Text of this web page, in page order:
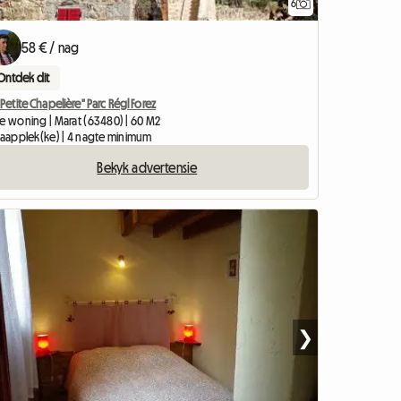
6
58 € / nag
dit
Petite Chapelière" Parc Régl Forez
woning | Marat (63480) | 60 M2
| 4 nagte minimum
Bekyk advertensie
❯